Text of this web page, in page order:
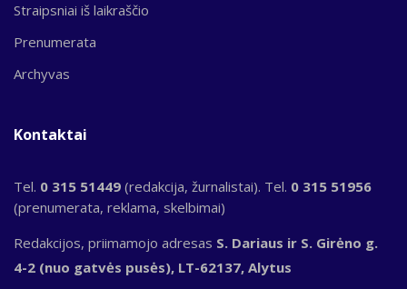
Straipsniai iš laikraščio
Prenumerata
Archyvas
Kontaktai
Tel. 0 315 51449 (redakcija, žurnalistai). Tel. 0 315 51956
(prenumerata, reklama, skelbimai)
Redakcijos, priimamojo adresas S. Dariaus ir S. Girėno g.
4-2 (nuo gatvės pusės), LT-62137, Alytus